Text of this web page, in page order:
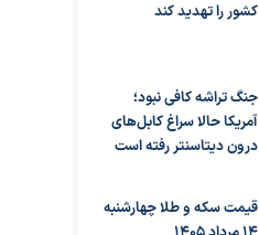
کشور را تهدید کند
جنگ تراشه کافی نبود؛
آمریکا حالا سراغ کابل‌های
درون دیتاسنتر رفته است
قیمت سکه و طلا چهارشنبه